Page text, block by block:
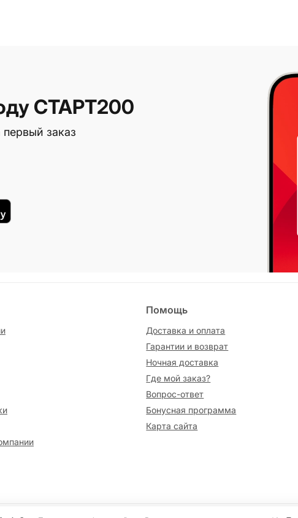
СТАРТ200
заказ
Помощь
Доставка и оплата
Гарантии и возврат
Ночная доставка
Где мой заказ?
Вопрос-ответ
Бонусная программа
Карта сайта